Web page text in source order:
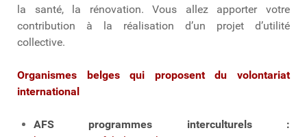
la santé, la rénovation. Vous allez apporter votre
contribution à la réalisation d’un projet d’utilité
collective.
Organismes belges qui proposent du volontariat
international
AFS programmes interculturels :